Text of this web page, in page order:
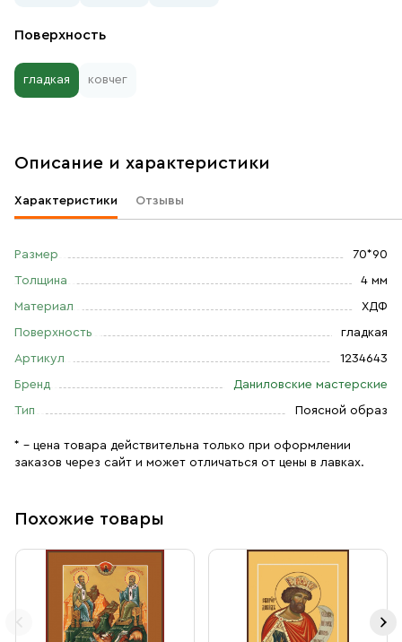
Поверхность
гладкая ковчег
Описание и характеристики
Характеристики Отзывы
Размер 70*90
Толщина 4 мм
Материал ХДФ
Поверхность гладкая
Артикул 1234643
Бренд Даниловские мастерские
Тип Поясной образ
* – цена товара действительна только при оформлении
заказов через сайт и может отличаться от цены в лавках.
Похожие товары